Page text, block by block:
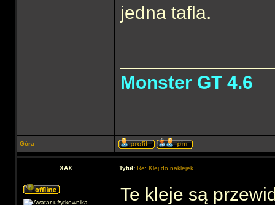
jedna tafla.
Monster GT 4.6
Góra
XAX Tytuł: Re: Klej do naklejek
Te kleje są